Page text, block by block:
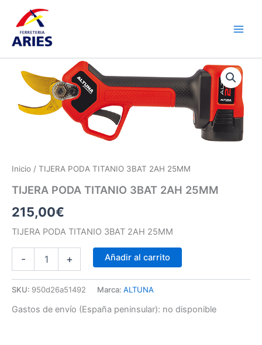
contenido
Inicio / TIJERA PODA TITANIO 3BAT 2AH 25MM
TIJERA PODA TITANIO 3BAT 2AH 25MM
215,00€
TIJERA PODA TITANIO 3BAT 2AH 25MM
-
PODA
TITANIO
2AH
+ Añadir al carrito
SKU: 950d26a51492 Marca: ALTUNA
Gastos de envío (España peninsular): no disponible